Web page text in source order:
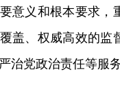
意义和根本要求，
盖、权威高效的监
治党政治责任等服